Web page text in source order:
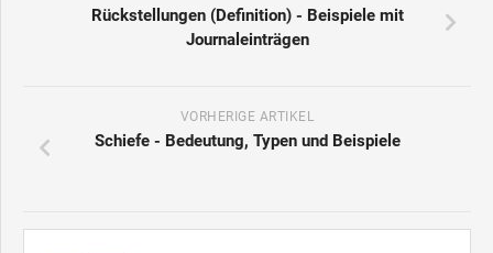
Rückstellungen (Definition) - Beispiele mit
Journaleinträgen
VORHERIGE ARTIKEL
Schiefe - Bedeutung, Typen und Beispiele